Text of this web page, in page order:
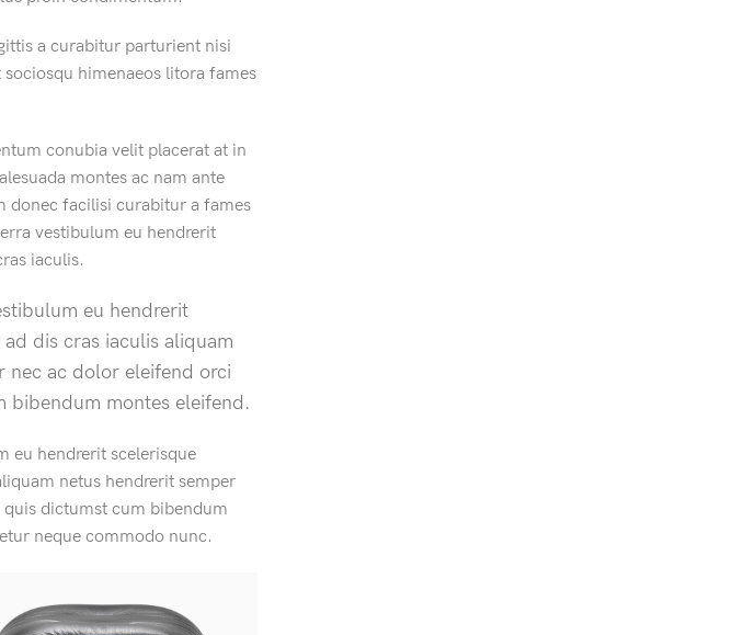
a curabitur parturient nisi
himenaeos litora fames
conubia velit placerat at in
montes ac nam ante
donec facilisi curabitur a fames
vestibulum eu hendrerit
iaculis.
eu hendrerit
dis cras iaculis aliquam
nec ac dolor eleifend orci
bibendum montes eleifend.
eu hendrerit scelerisque
netus hendrerit semper
dictumst cum bibendum
neque commodo nunc.